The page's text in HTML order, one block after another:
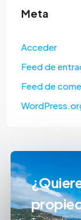
Meta
Acceder
Feed de
Feed de